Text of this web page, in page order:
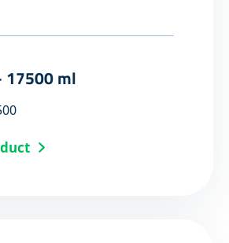
17500 ml